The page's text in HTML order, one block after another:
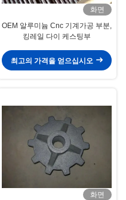
화면
OEM 알루미늄 Cnc 기계가공 부분,
킹레일 다이 케스팅부
최고의 가격을 얻으십시오
화면